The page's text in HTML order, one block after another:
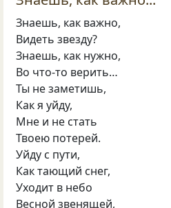
Знаешь, как важно,
Видеть звезду?
Знаешь, как нужно,
Во что-то верить…
Ты не заметишь,
Как я уйду,
Мне и не стать
Твоею потерей.
Уйду с пути,
Как тающий снег,
Уходит в небо
Весной звенящей,